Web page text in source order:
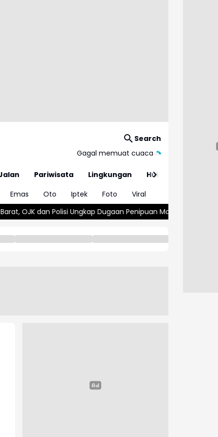
Search
Gagal memuat cuaca
Pariwisata Lingkungan
Hukum
Emas Oto Iptek Foto
Viral
Penipuan Modus Titip Limit Paylater Kebakaran Hebat